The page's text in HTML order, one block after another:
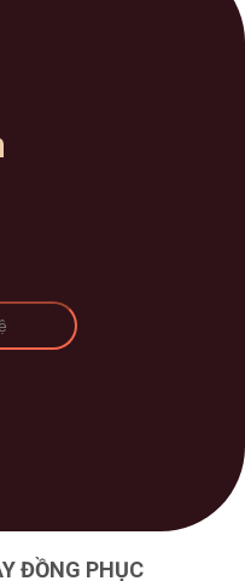
ĐỒNG PHỤC